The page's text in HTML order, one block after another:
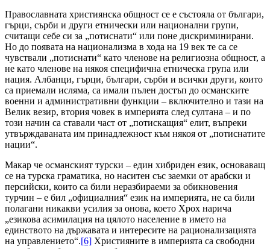
Православната християнска общност се е състояла от българи,
гърци, сърби и други етнически или национални групи,
считащи себе си за „потиснати“ или поне дискриминирани.
Но до появата на национализма в хода на 19 век те са се
чувствали „потиснати“ като членове на религиозна общност, а
не като членове на някоя специфична етническа група или
нация. Албанци, гърци, българи, сърби и всички други, които
са приемали исляма, са имали пълен достъп до османските
военни и административни функции – включително и тази на
Велик везир, втория човек в империята след султана – и по
този начин са ставали част от „потискащия“ елит, въпреки
утвърждаваната им принадлежност към някоя от „потиснатите
нации“.
Макар че османският турски – един хибриден език, основаващ
се на турска граматика, но наситен със заемки от арабски и
персийски, които са били неразбираеми за обикновения
турчин – е бил „официалния“ език на империята, не са били
полагани никакви усилия за онова, което Хрох нарича
„езикова асимилация на цялото население в името на
единството на държавата и интересите на рационализацията
на управлението“.[6] Християните в империята са свободни